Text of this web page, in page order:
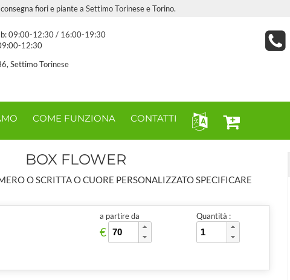
fiori e piante a Settimo Torinese e Torino.
09:00-12:30 / 16:00-19:30
12:30
Settimo Torinese
COME FUNZIONA CONTATTI
BOX FLOWER
O SCRITTA O CUORE PERSONALIZZATO SPECIFICARE
a partire da
€
Quantità :